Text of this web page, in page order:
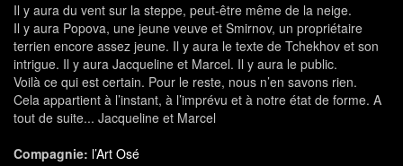
Il y aura du vent sur la steppe, peut-être même de la neige.
Il y aura Popova, une jeune veuve et Smirnov, un propriétaire
terrien encore assez jeune. Il y aura le texte de Tchekhov et son
intrigue. Il y aura Jacqueline et Marcel. Il y aura le public.
Voilà ce qui est certain. Pour le reste, nous n’en savons rien.
Cela appartient à l’instant, à l’imprévu et à notre état de forme. A
tout de suite... Jacqueline et Marcel
Compagnie: l’Art Osé